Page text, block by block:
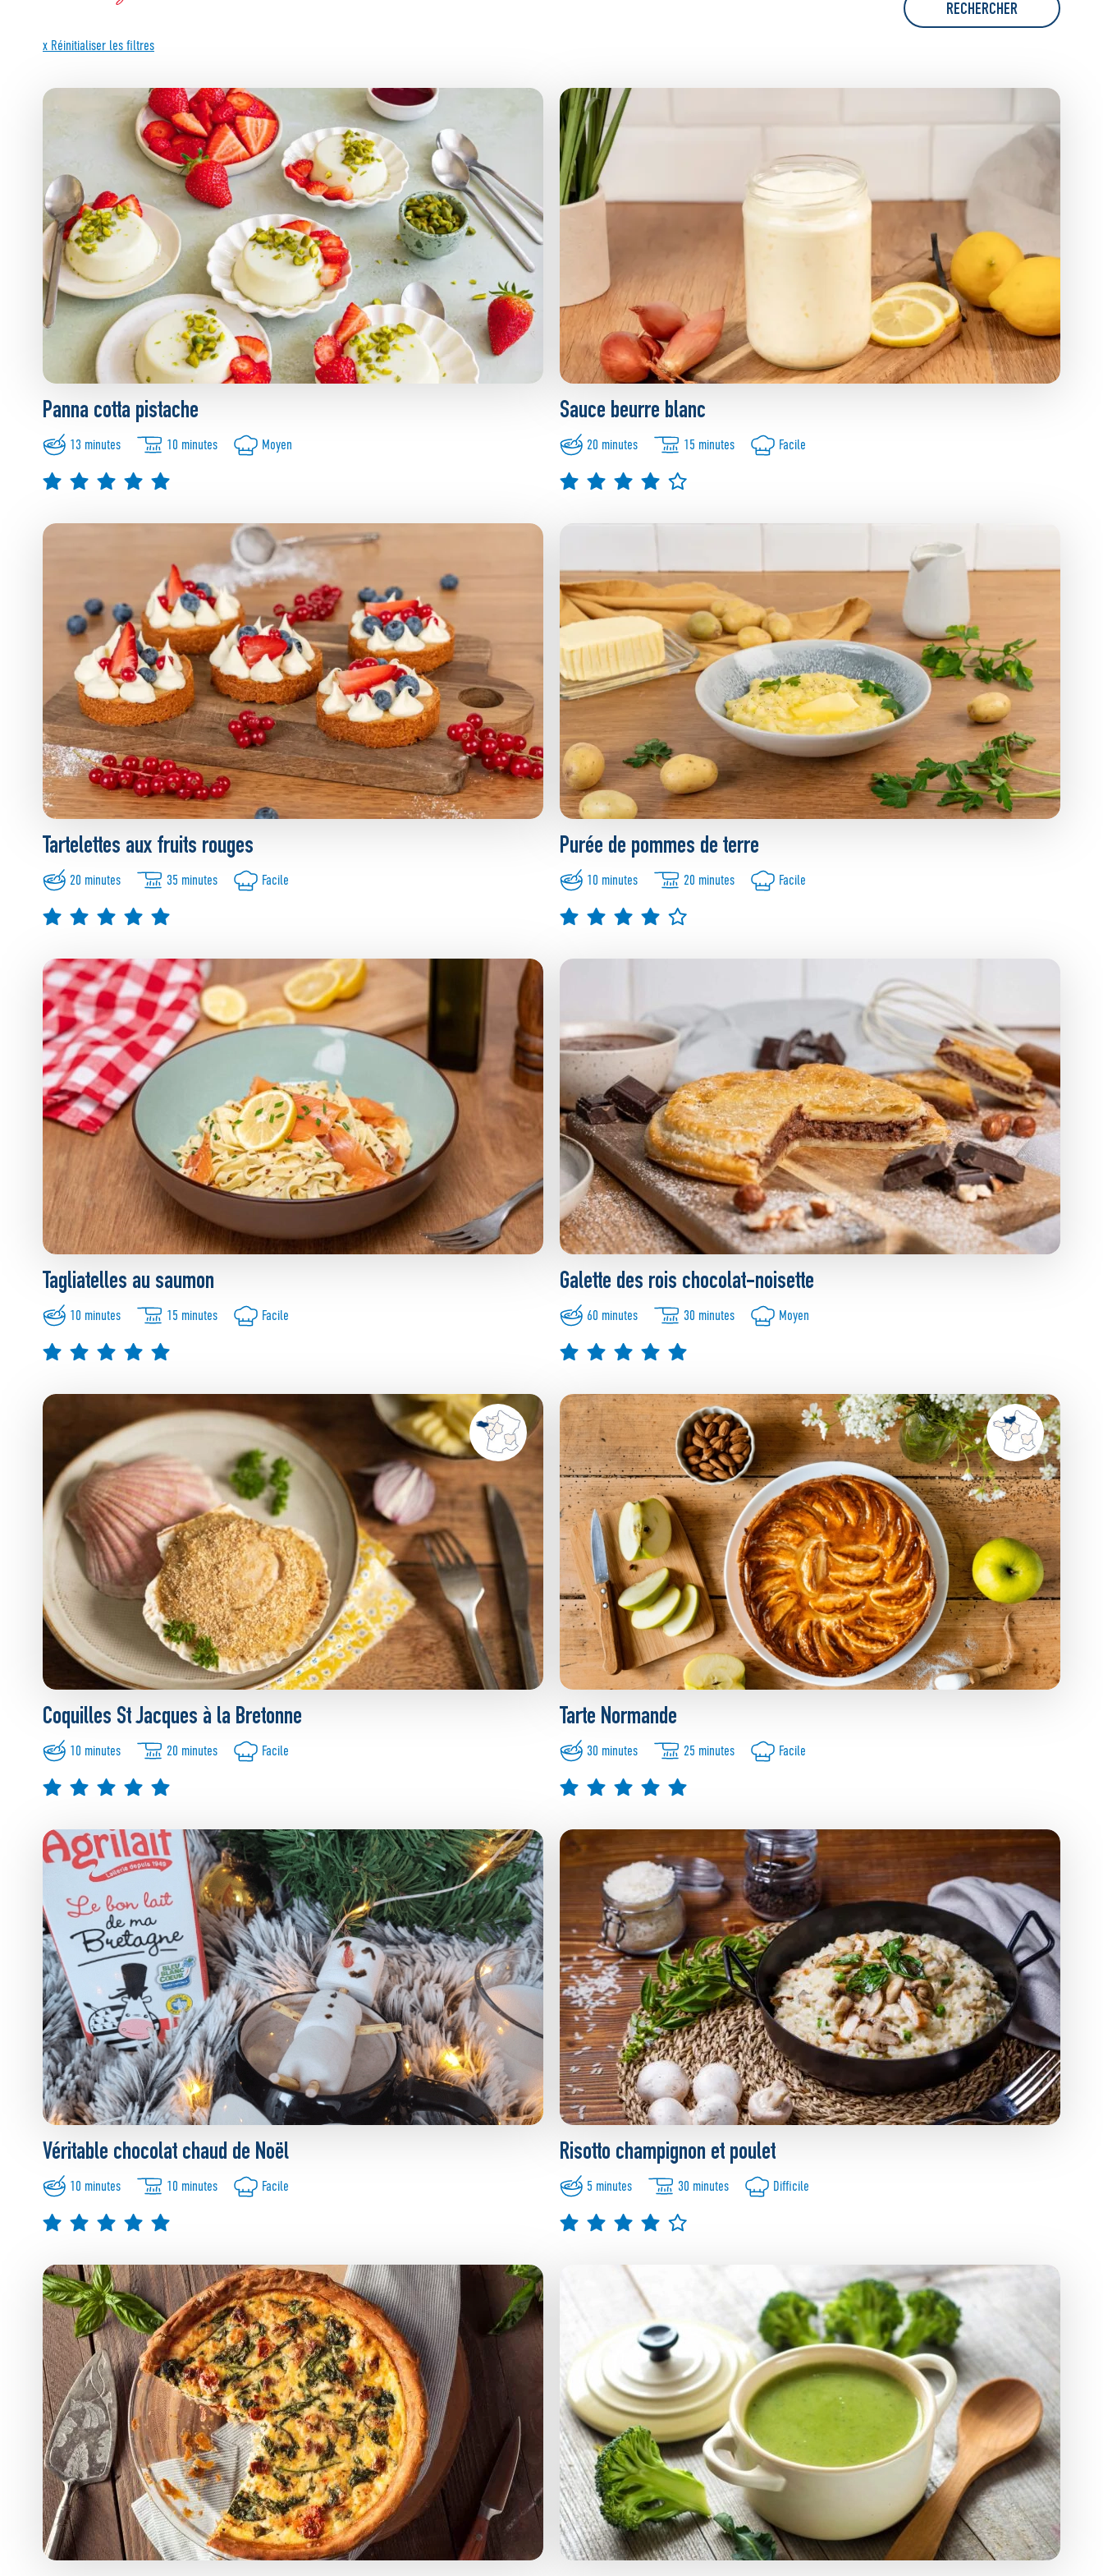
RECHERCHER
x Réinitialiser les filtres
Panna cotta pistache
13 minutes 10 minutes Moyen
Sauce beurre blanc
20 minutes 15 minutes Facile
Tartelettes aux fruits rouges
20 minutes 35 minutes Facile
Purée de pommes de terre
10 minutes 20 minutes Facile
Tagliatelles au saumon
10 minutes 15 minutes Facile
Galette des rois chocolat-noisette
60 minutes 30 minutes Moyen
Coquilles St Jacques à la Bretonne
10 minutes 20 minutes Facile
Tarte Normande
30 minutes 25 minutes Facile
Véritable chocolat chaud de Noël
10 minutes 10 minutes Facile
Risotto champignon et poulet
5 minutes 30 minutes Difficile